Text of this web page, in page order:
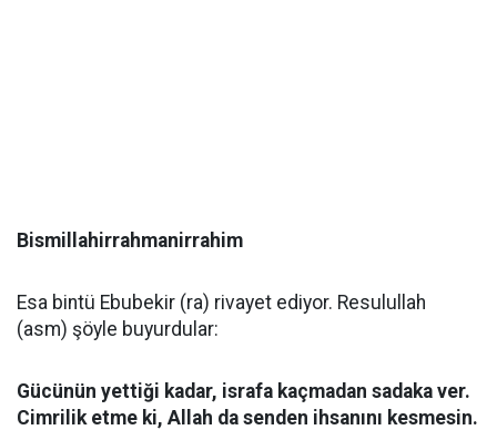
Bismillahirrahmanirrahim
Esa bintü Ebubekir (ra) rivayet ediyor. Resulullah
(asm) şöyle buyurdular:
Gücünün yettiği kadar, israfa kaçmadan sadaka ver.
Cimrilik etme ki, Allah da senden ihsanını kesmesin.